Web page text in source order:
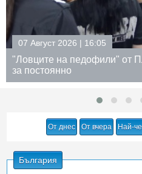
07 Август 2026 | 15:31
Нивото на Дунав
заседна край Белене
От днес От вчера Най-
България